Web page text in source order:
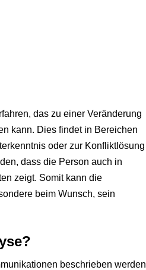
das zu einer Veränderung
kann. Dies findet in Bereichen
oder zur Konfliktlösung
dass die Person auch in
zeigt. Somit kann die
beim Wunsch, sein
beschrieben werden